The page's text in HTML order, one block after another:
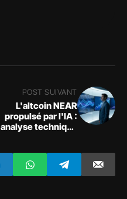
POST SUIVANT
L'altcoin NEAR
propulsé par l'IA :
analyse technique